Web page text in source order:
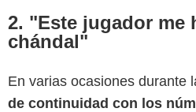
2. "Este jugador me
chándal"
En varias ocasiones durante
de continuidad con los